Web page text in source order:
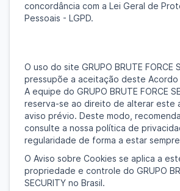
concordância com a Lei Geral de
Pessoais - LGPD.
O uso do site GRUPO BRUTE FORCE
pressupõe a aceitação deste
A equipe do GRUPO BRUTE FORCE
reserva-se ao direito de alterar este
aviso prévio. Deste modo,
consulte a nossa política de
regularidade de forma a estar
O Aviso sobre Cookies se aplica a
propriedade e controle do GRUPO
SECURITY no Brasil.